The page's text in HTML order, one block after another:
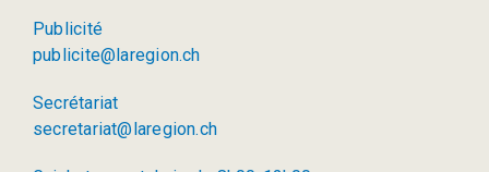
Publicité
publicite@laregion.ch
Secrétariat
secretariat@laregion.ch